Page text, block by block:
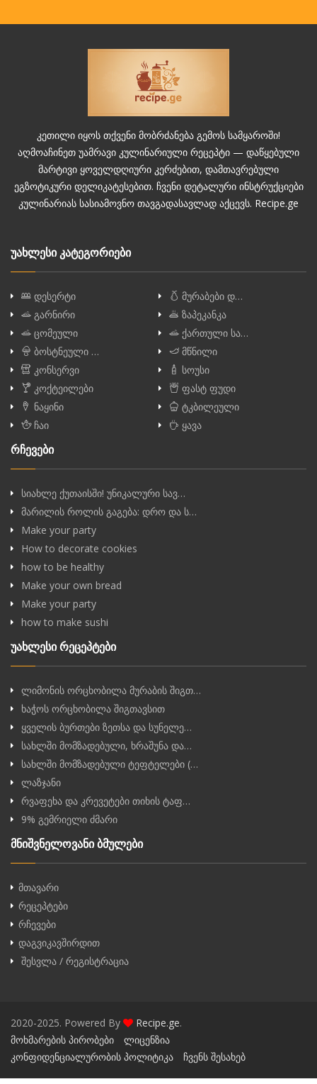
კეთილი იყოს თქვენი მობრძანება გემოს სამყაროში!
აღმოაჩინეთ უამრავი კულინარიული რეცეპტი — დაწყებული
მარტივი ყოველდღიური კერძებით, დამთავრებული
ეგზოტიკური დელიკატესებით. ჩვენი დეტალური ინსტრუქციები
კულინარიას სასიამოვნო თავგადასავლად აქცევს. Recipe.ge
უახლესი კატეგორიები
დესერტი
მურაბები დ…
გარნირი
ზაპეკანკა
ცომეული
ქართული სა…
ბოსტნეული …
მწნილი
კონსერვი
სოუსი
კოქტეილები
ფასტ ფუდი
ნაყინი
ტკბილეული
ჩაი
ყავა
რჩევები
სიახლე ქუთაისში! უნიკალური სავ…
მარილის როლის გაგება: დრო და ს…
Make your party
How to decorate cookies
how to be healthy
Make your own bread
Make your party
how to make sushi
უახლესი რეცეპტები
ლიმონის ორცხობილა მურაბის შიგთ…
ხაჭოს ორცხობილა შიგთავსით
ყველის ბურთები ზეთსა და სუნელე…
სახლში მომზადებული, ხრაშუნა და…
სახლში მომზადებული ტეფტელები (…
ლაზჯანი
რვაფეხა და კრევეტები თიხის ტაფ…
9% გემრიელი ძმარი
მნიშვნელოვანი ბმულები
მთავარი
რეცეპტები
რჩევები
დაგვიკავშირდით
შესვლა / რეგისტრაცია
2020-2025. Powered By Recipe.ge.
მოხმარების პირობები
ლიცენზია
კონფიდენციალურობის პოლიტიკა
ჩვენს შესახებ